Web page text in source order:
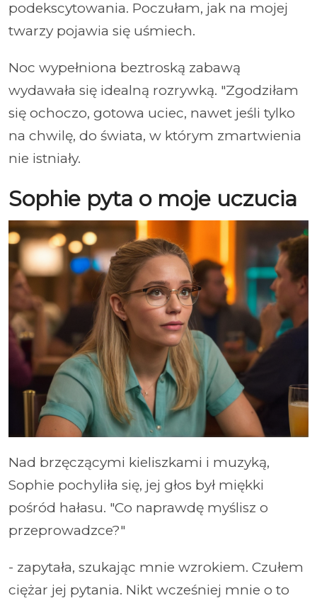
podekscytowania. Poczułam, jak na mojej
twarzy pojawia się uśmiech.
Noc wypełniona beztroską zabawą
wydawała się idealną rozrywką. "Zgodziłam
się ochoczo, gotowa uciec, nawet jeśli tylko
na chwilę, do świata, w którym zmartwienia
nie istniały.
Sophie pyta o moje uczucia
Nad brzęczącymi kieliszkami i muzyką,
Sophie pochyliła się, jej głos był miękki
pośród hałasu. "Co naprawdę myślisz o
przeprowadzce?"
- zapytała, szukając mnie wzrokiem. Czułem
ciężar jej pytania. Nikt wcześniej mnie o to